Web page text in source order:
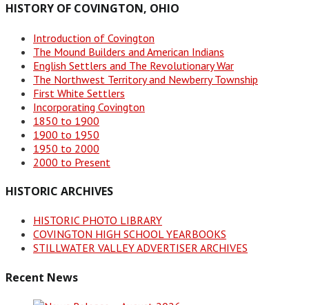
HISTORY OF COVINGTON, OHIO
Introduction of Covington
The Mound Builders and American Indians
English Settlers and The Revolutionary War
The Northwest Territory and Newberry Township
First White Settlers
Incorporating Covington
1850 to 1900
1900 to 1950
1950 to 2000
2000 to Present
HISTORIC ARCHIVES
HISTORIC PHOTO LIBRARY
COVINGTON HIGH SCHOOL YEARBOOKS
STILLWATER VALLEY ADVERTISER ARCHIVES
Recent News